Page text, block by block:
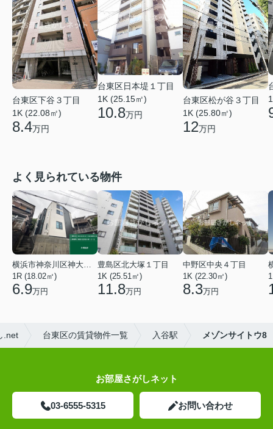
台東区下谷３丁目
1K (22.08㎡)
8.4万円
台東区日本堤１丁目
1K (25.15㎡)
10.8万円
台東区松が谷３丁目
1K (25.80㎡)
12万円
よく見られている物件
横浜市神奈川区神大寺１丁目
1R (18.02㎡)
6.9万円
豊島区北大塚１丁目
1K (25.51㎡)
11.8万円
中野区中央４丁目
1K (22.30㎡)
8.3万円
.net 台東区の賃貸物件一覧 入谷駅 メゾンサイトウ8
お部屋さがしネット
03-6555-5315 お問い合わせ